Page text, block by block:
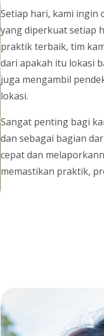
Setiap hari, kami ingin
yang diperkuat setiap
praktik terbaik, tim
dari apakah itu lokasi
juga mengambil
lokasi.
Sangat penting bagi
dan sebagai bagian
cepat dan
memastikan praktik,